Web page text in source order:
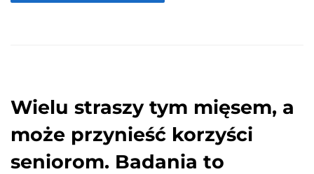
Wielu straszy tym mięsem, a
może przynieść korzyści
seniorom. Badania to